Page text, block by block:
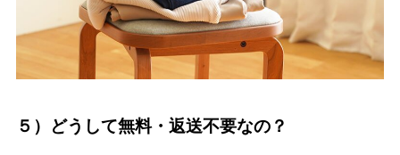
５）どうして無料・返送不要なの？